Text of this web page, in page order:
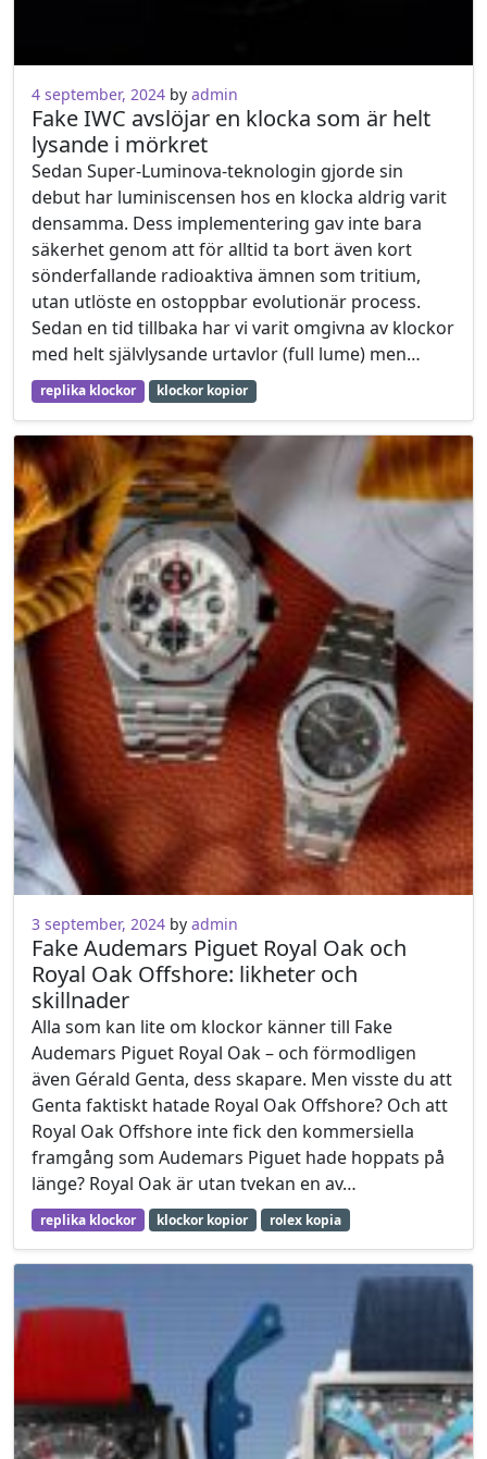
4 september, 2024 by admin
Fake IWC avslöjar en klocka som är helt
lysande i mörkret
Sedan Super-Luminova-teknologin gjorde sin
debut har luminiscensen hos en klocka aldrig varit
densamma. Dess implementering gav inte bara
säkerhet genom att för alltid ta bort även kort
sönderfallande radioaktiva ämnen som tritium,
utan utlöste en ostoppbar evolutionär process.
Sedan en tid tillbaka har vi varit omgivna av klockor
med helt självlysande urtavlor (full lume) men…
replika klockor klockor kopior
3 september, 2024 by admin
Fake Audemars Piguet Royal Oak och
Royal Oak Offshore: likheter och
skillnader
Alla som kan lite om klockor känner till Fake
Audemars Piguet Royal Oak – och förmodligen
även Gérald Genta, dess skapare. Men visste du att
Genta faktiskt hatade Royal Oak Offshore? Och att
Royal Oak Offshore inte fick den kommersiella
framgång som Audemars Piguet hade hoppats på
länge? Royal Oak är utan tvekan en av…
replika klockor klockor kopior rolex kopia